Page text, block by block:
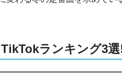
ランキング3